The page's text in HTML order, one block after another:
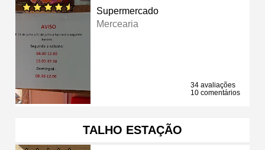
Supermercado
Mercearia
34 avaliações
10 comentários
TALHO ESTAÇÃO